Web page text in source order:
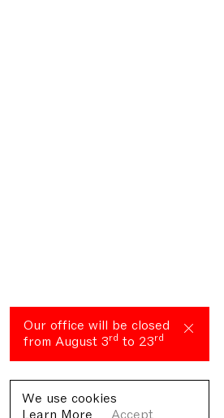
Our office will be closed
from August 3rd to 23rd
We use cookies
Learn More
Accept